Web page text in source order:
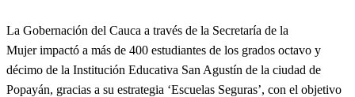
La Gobernación del Cauca a través de la Secretaría de la
Mujer impactó a más de 400 estudiantes de los grados octavo y
décimo de la Institución Educativa San Agustín de la ciudad de
Popayán, gracias a su estrategia ‘Escuelas Seguras’, con el objetivo